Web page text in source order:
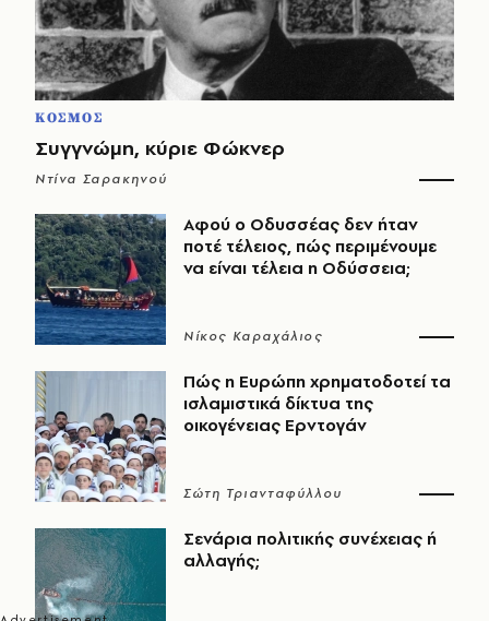
ΚΟΣΜΟΣ
Συγγνώμη, κύριε Φώκνερ
Ντίνα Σαρακηνού
Αφού ο Οδυσσέας δεν ήταν
ποτέ τέλειος, πώς περιμένουμε
να είναι τέλεια η Οδύσσεια;
Νίκος Καραχάλιος
Πώς η Ευρώπη χρηματοδοτεί τα
ισλαμιστικά δίκτυα της
οικογένειας Ερντογάν
Σώτη Τριανταφύλλου
Σενάρια πολιτικής συνέχειας ή
αλλαγής;